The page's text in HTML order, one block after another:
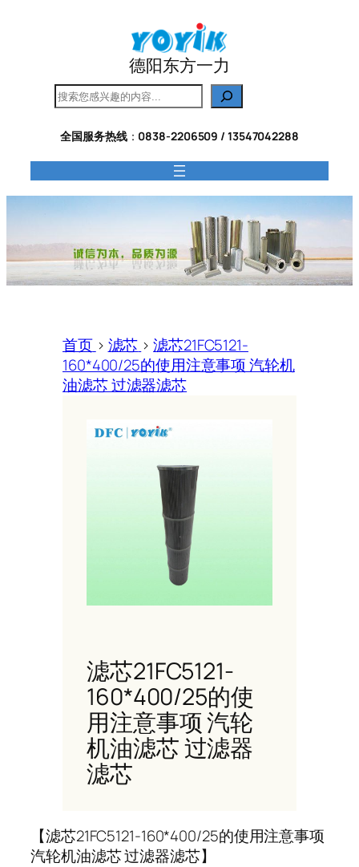
德阳东方一力
搜
索
全国服务热线： 0838-2206509 / 13547042288
首页 > 滤芯 >滤芯21FC5121-
160*400/25的使用注意事项 汽轮机
油滤芯 过滤器滤芯
滤芯21FC5121-
160*400/25的使
用注意事项 汽轮
机油滤芯 过滤器
滤芯
【滤芯21FC5121-160*400/25的使用注意事项
汽轮机油滤芯 过滤器滤芯】